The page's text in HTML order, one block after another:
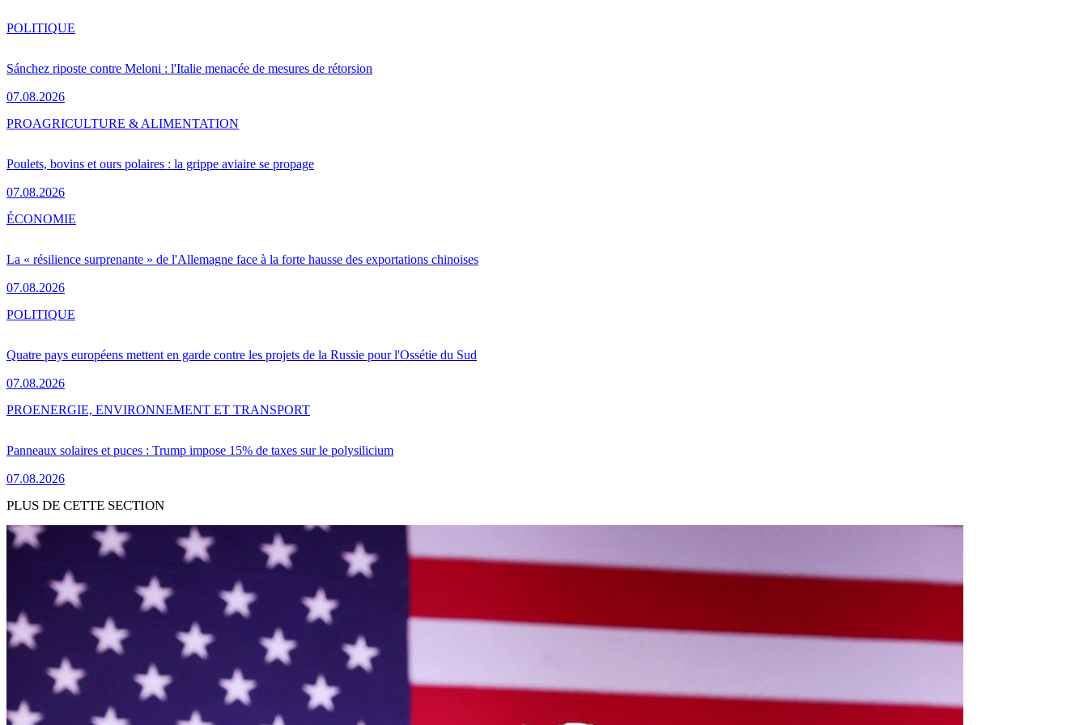
Sánchez riposte contre Meloni : l'Italie menacée de mesures de rétorsion
07.08.2026
POLITIQUE
Poulets, bovins et ours polaires : la grippe aviaire se propage
07.08.2026
PROAGRICULTURE & ALIMENTATION
La « résilience surprenante » de l'Allemagne face à la forte hausse des exportations chinoises
07.08.2026
ÉCONOMIE
Quatre pays européens mettent en garde contre les projets de la Russie pour l'Ossétie du Sud
07.08.2026
POLITIQUE
Panneaux solaires et puces : Trump impose 15% de taxes sur le polysilicium
07.08.2026
PROENERGIE, ENVIRONNEMENT ET TRANSPORT
PLUS DE CETTE SECTION